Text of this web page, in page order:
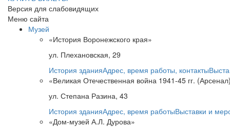
Версия для слабовидящих
Меню сайта
Музей
«История Воронежского края»
ул. Плехановская, 29
История зданияАдрес, время работы, контакты
«Великая Отечественная война 1941-45 гг.
ул. Степана Разина, 43
История зданияАдрес, время работыВыставки и
«Дом-музей А.Л. Дурова»